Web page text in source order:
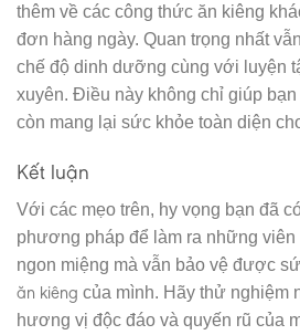
thêm về các công thức ăn kiêng
đơn hàng ngày. Quan trọng nhất
chế độ dinh dưỡng cùng với luyện
xuyên. Điều này không chỉ giúp bạn
còn mang lại sức khỏe toàn diện
Kết luận
Với các mẹo trên, hy vọng bạn đã
phương pháp để làm ra những viên
ngon miệng mà vẫn bảo vệ được
ăn kiêng của mình. Hãy thử nghiệm
hương vị độc đáo và quyến rũ của